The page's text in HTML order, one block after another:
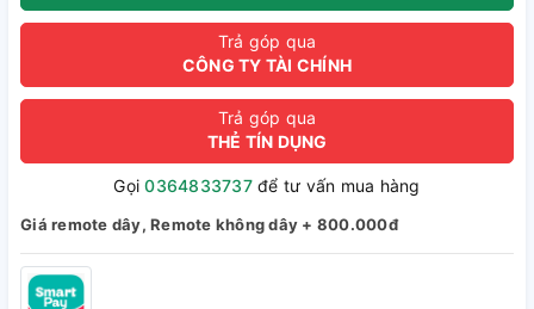
Trả góp qua
CÔNG TY TÀI CHÍNH
Trả góp qua
THẺ TÍN DỤNG
Gọi0364833737để tư vấn mua hàng
Giá remote dây, Remote không dây + 800.000đ